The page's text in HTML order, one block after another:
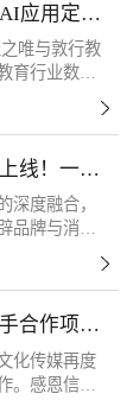
应用定制
唯与敦行教
育行业数字
为敦行教育
线！一物
深度融合，
品牌与消费
物一码”技
合作项目
化传媒再度
。感恩信任